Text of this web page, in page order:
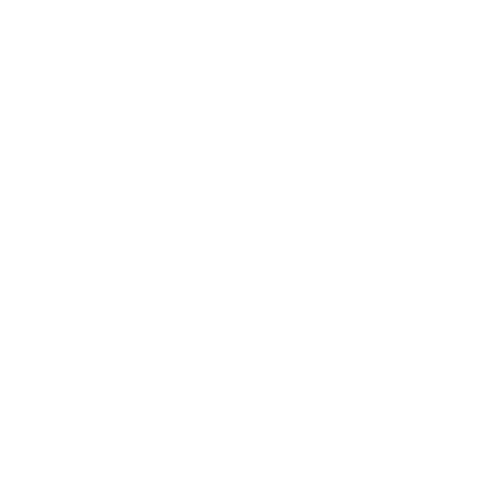
novedades del mercado de La Liga